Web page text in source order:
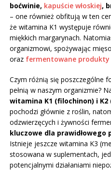
boćwinie, kapuście włoskiej,
– one również obfitują w ten
że witamina K1 występuje
miękkich margarynach.
organizmowi, spożywając
oraz fermentowane produkty
Czym różnią się poszczególne
pełnią w naszym organizmie?
witamina K1 (filochinon) i K2
pochodzi głównie z roślin,
odzwierzęcych i żywności
kluczowe dla prawidłowego
Istnieje jeszcze witamina K3
stosowana w suplementach,
potencjalnymi działaniami